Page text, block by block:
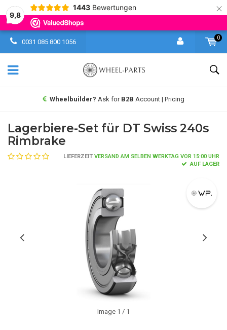
9,8
1443 Bewertungen ×
0031 085 800 1056
0
Wheelbuilder? Ask for B2B Account | Pricing
Lagerbiere-Set für DT Swiss 240s
Rimbrake
LIEFERZEIT VERSAND AM SELBEN WERKTAG VOR 15:00 UHR
AUF LAGER
Image 1 / 1